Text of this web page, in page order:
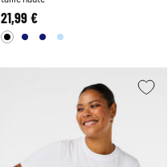
21,99 €